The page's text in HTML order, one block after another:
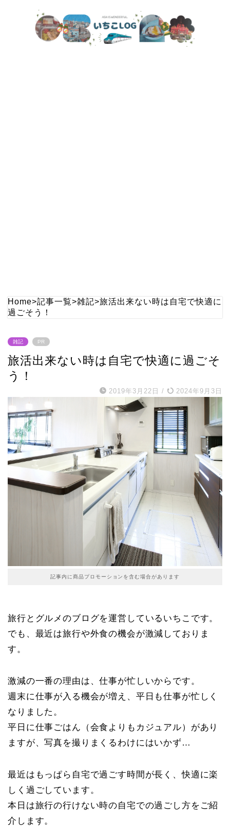
Home>記事一覧>雑記>旅活出来ない時は自宅で快適に
過ごそう！
雑記 PR
旅活出来ない時は自宅で快適に過ごそ
う！
2019年3月22日 / 2024年9月3日
記事内に商品プロモーションを含む場合があります
旅行とグルメのブログを運営しているいちこです。
でも、最近は旅行や外食の機会が激減しておりま
す。
激減の一番の理由は、仕事が忙しいからです。
週末に仕事が入る機会が増え、平日も仕事が忙しく
なりました。
平日に仕事ごはん（会食よりもカジュアル）があり
ますが、写真を撮りまくるわけにはいかず…
最近はもっぱら自宅で過ごす時間が長く、快適に楽
しく過ごしています。
本日は旅行の行けない時の自宅での過ごし方をご紹
介します。